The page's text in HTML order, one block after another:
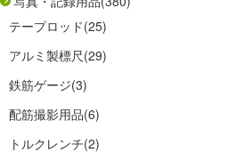
テープロッド(25)
アルミ製標尺(29)
鉄筋ゲージ(3)
配筋撮影用品(6)
トルクレンチ(2)